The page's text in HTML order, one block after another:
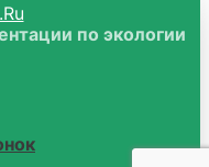
по экологии